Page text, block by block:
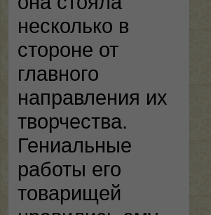
несколько в
стороне от
главного
направления их
творчества.
Гениальные
работы его
товарищей